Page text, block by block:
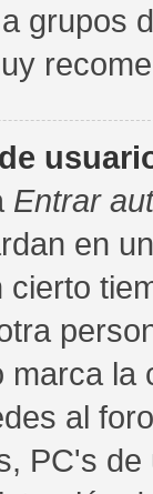
grupos
Entrar
en
la
al
PC's